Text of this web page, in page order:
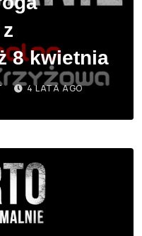
8 kwietnia
4 LATA AGO